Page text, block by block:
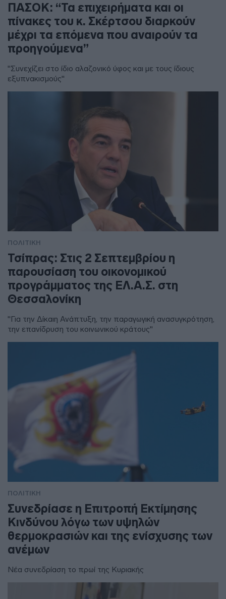
ΠΑΣΟΚ: “Τα επιχειρήματα και οι
πίνακες του κ. Σκέρτσου διαρκούν
μέχρι τα επόμενα που αναιρούν τα
προηγούμενα”
"Συνεχίζει στο ίδιο αλαζονικό ύφος και με τους ίδιους
εξυπνακισμούς"
ΠΟΛΙΤΙΚΗ
Τσίπρας: Στις 2 Σεπτεμβρίου η
παρουσίαση του οικονομικού
προγράμματος της ΕΛ.Α.Σ. στη
Θεσσαλονίκη
"Για την Δίκαιη Ανάπτυξη, την παραγωγική ανασυγκρότηση,
την επανίδρυση του κοινωνικού κράτους"
ΠΟΛΙΤΙΚΗ
Συνεδρίασε η Επιτροπή Εκτίμησης
Κινδύνου λόγω των υψηλών
θερμοκρασιών και της ενίσχυσης των
ανέμων
Νέα συνεδρίαση το πρωί της Κυριακής